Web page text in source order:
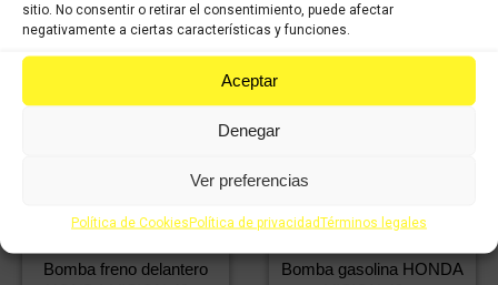
sitio. No consentir o retirar el consentimiento, puede afectar
negativamente a ciertas características y funciones.
Aceptar
Denegar
Ver preferencias
Política de CookiesPolítica de privacidadTérminos legales
Bomba freno delantero
Bomba gasolina HONDA